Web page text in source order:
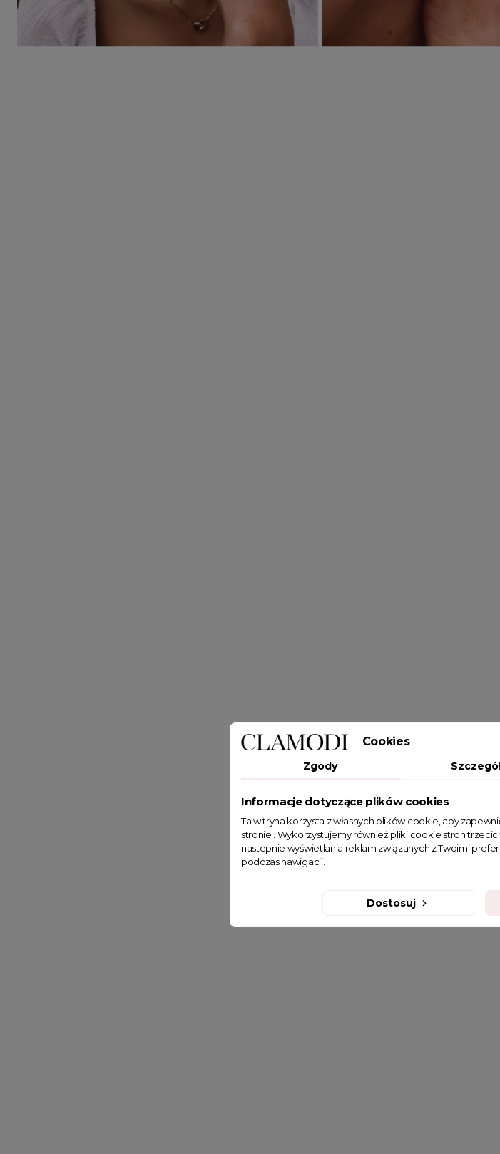
Cookies
Zgody
Informacje dotyczące plików cookies
Ta witryna korzysta z własnych plików cookie, aby
stronie . Wykorzystujemy również pliki cookie stron
nastepnie wyświetlania reklam związanych z Twoimi
podczas nawigacji.
Dostosuj